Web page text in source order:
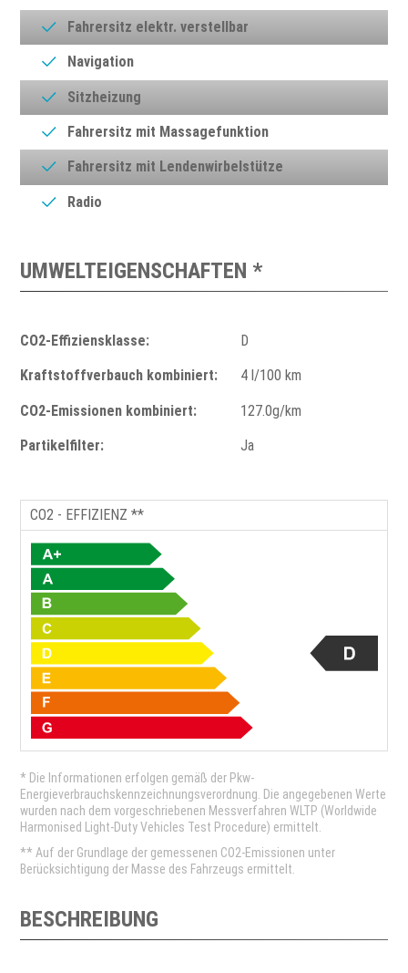
Fahrersitz elektr. verstellbar
Navigation
Sitzheizung
Fahrersitz mit Massagefunktion
Fahrersitz mit Lendenwirbelstütze
Radio
UMWELTEIGENSCHAFTEN *
CO2-Effiziensklasse: D
Kraftstoffverbauch kombiniert: 4 l/100 km
CO2-Emissionen kombiniert: 127.0g/km
Partikelfilter: Ja
CO2 - EFFIZIENZ **
* Die Informationen erfolgen gemäß der Pkw-
Energieverbrauchskennzeichnungsverordnung. Die angegebenen Werte
wurden nach dem vorgeschriebenen Messverfahren WLTP (Worldwide
Harmonised Light-Duty Vehicles Test Procedure) ermittelt.
** Auf der Grundlage der gemessenen CO2-Emissionen unter
Berücksichtigung der Masse des Fahrzeugs ermittelt.
BESCHREIBUNG